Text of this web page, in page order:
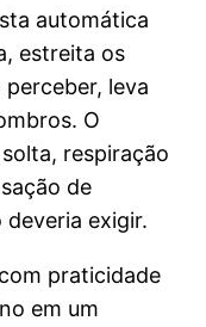
automática
estreita os
leva
O
respiração
de
exigir.
praticidade
em um